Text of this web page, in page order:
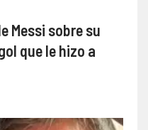
Messi sobre su
que le hizo a